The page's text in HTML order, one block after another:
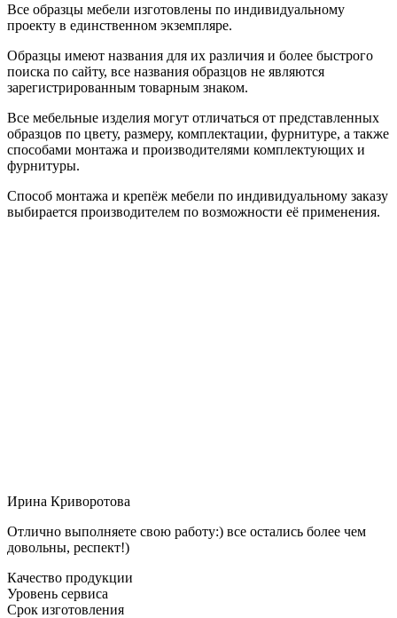
Все образцы мебели изготовлены по индивидуальному
проекту в единственном экземпляре.
Образцы имеют названия для их различия и более быстрого
поиска по сайту, все названия образцов не являются
зарегистрированным товарным знаком.
Все мебельные изделия могут отличаться от представленных
образцов по цвету, размеру, комплектации, фурнитуре, а также
способами монтажа и производителями комплектующих и
фурнитуры.
Способ монтажа и крепёж мебели по индивидуальному заказу
выбирается производителем по возможности её применения.
Ирина Криворотова
Отлично выполняете свою работу:) все остались более чем
довольны, респект!)
Качество продукции
Уровень сервиса
Срок изготовления